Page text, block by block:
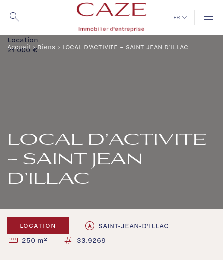
contenu
FR
Accueil >Biens > LOCAL D’ACTIVITE – SAINT JEAN D’ILLAC
LOCAL D’ACTIVITE
– SAINT JEAN
D’ILLAC
Location
21 000 €
LOCATION
SAINT-JEAN-D'ILLAC
250 m²
33.9269